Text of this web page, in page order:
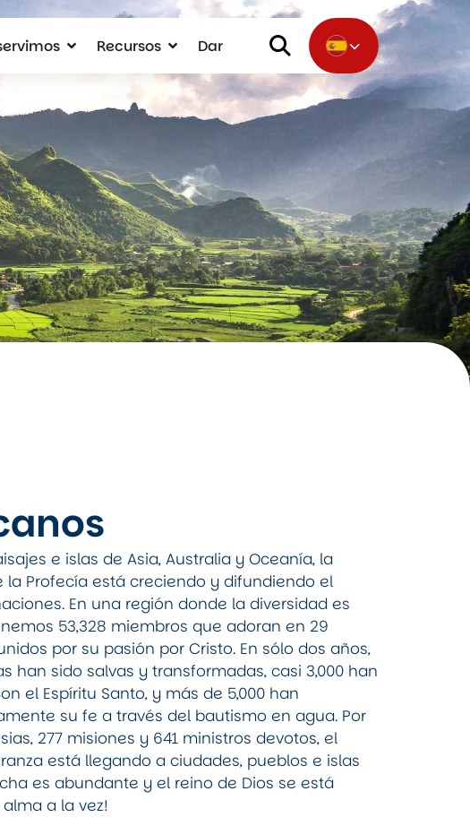
Recursos Dar
e islas de Asia, Australia y Oceanía, la
la Profecía está creciendo y difundiendo el
En una región donde la diversidad es
53,328 miembros que adoran en 29
por su pasión por Cristo. En sólo dos años,
han sido salvas y transformadas, casi 3,000 han
el Espíritu Santo, y más de 5,000 han
su fe a través del bautismo en agua. Por
277 misiones y 641 ministros devotos, el
está llegando a ciudades, pueblos e islas
es abundante y el reino de Dios se está
a la vez!